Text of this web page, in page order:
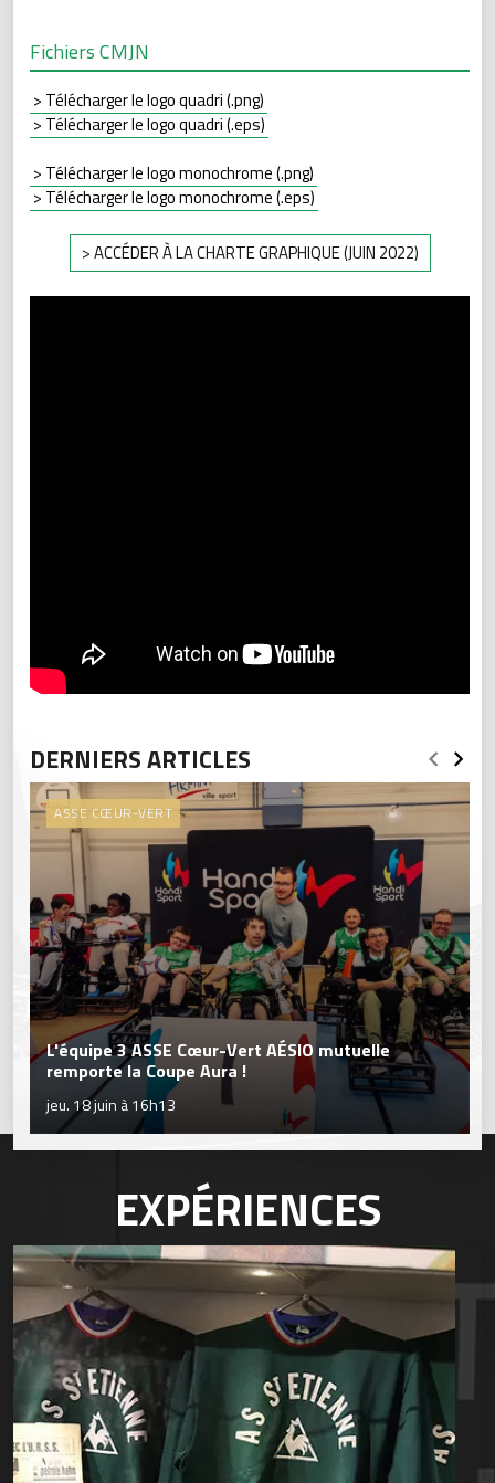
Fichiers CMJN
> Télécharger le logo quadri (.png)
> Télécharger le logo quadri (.eps)
> Télécharger le logo monochrome (.png)
> Télécharger le logo monochrome (.eps)
> ACCÉDER À LA CHARTE GRAPHIQUE (JUIN 2022)
DERNIERS ARTICLES
ASSE CŒUR-VERT
L'équipe 3 ASSE Cœur-Vert AÉSIO mutuelle
remporte la Coupe Aura !
jeu. 18 juin à 16h13
EXPÉRIENCES